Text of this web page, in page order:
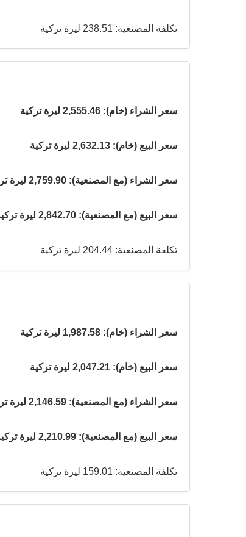
تكلفة المصنعية: 238.51 ليرة تركية
سعر الشراء (خام): 2,555.46 ليرة تركية
سعر البيع (خام): 2,632.13 ليرة تركية
سعر الشراء (مع المصنعية): 2,759.90 ليرة تركية
سعر البيع (مع المصنعية): 2,842.70 ليرة تركية
تكلفة المصنعية: 204.44 ليرة تركية
سعر الشراء (خام): 1,987.58 ليرة تركية
سعر البيع (خام): 2,047.21 ليرة تركية
سعر الشراء (مع المصنعية): 2,146.59 ليرة تركية
سعر البيع (مع المصنعية): 2,210.99 ليرة تركية
تكلفة المصنعية: 159.01 ليرة تركية